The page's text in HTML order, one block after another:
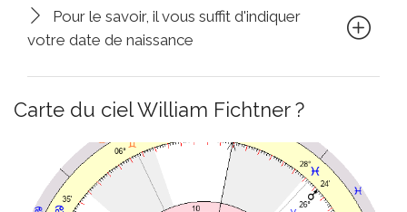
Pour le savoir, il vous suffit d'indiquer
votre date de naissance
Carte du ciel William Fichtner ?